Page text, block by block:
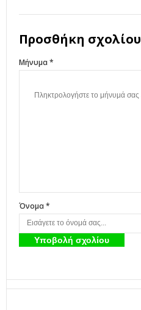
Προσθήκη σχολίου
Μήνυμα *
Όνομα *